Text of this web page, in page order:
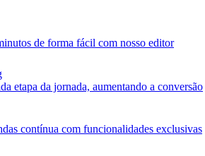
de forma fácil com nosso editor
etapa da jornada, aumentando a conversão
contínua com funcionalidades exclusivas